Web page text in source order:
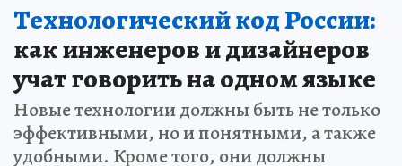
Технологический код России:
как инженеров и дизайнеров
учат говорить на одном языке
Новые технологии должны быть не только
эффективными, но и понятными, а также
удобными. Кроме того, они должны